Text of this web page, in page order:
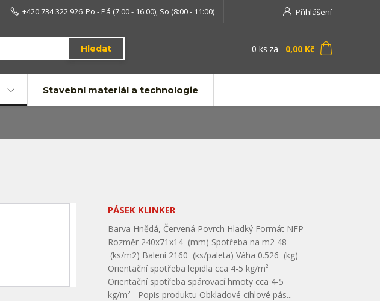
Přihlášení
Hledat
+420 734 322 926 Po - Pá (7:00 - 16:00), So (8:00 - 11:00)
0 ks za 0,00 Kč
Stavební materiál a technologie
PÁSEK KLINKER
Barva Hnědá, Červená Povrch Hladký Formát NFP
Rozměr 240x71x14 (mm) Spotřeba na m2 48
(ks/m2) Balení 2160 (ks/paleta) Váha 0.526 (kg)
Orientační spotřeba lepidla cca 4-5 kg/m²
Orientační spotřeba spárovací hmoty cca 4-5
kg/m² Popis produktu Obkladové cihlové pás...